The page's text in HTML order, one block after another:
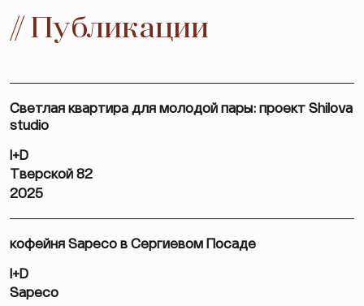
// Публикации
Светлая квартира для молодой пары: проект Shilova
studio
I+D
Тверской 82
2025
кофейня Sapeco в Сергиевом Посаде
I+D
Sapeco